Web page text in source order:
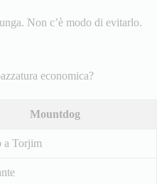
Non c’è modo di evitarlo.
economica?
Mountdog
a Torjim